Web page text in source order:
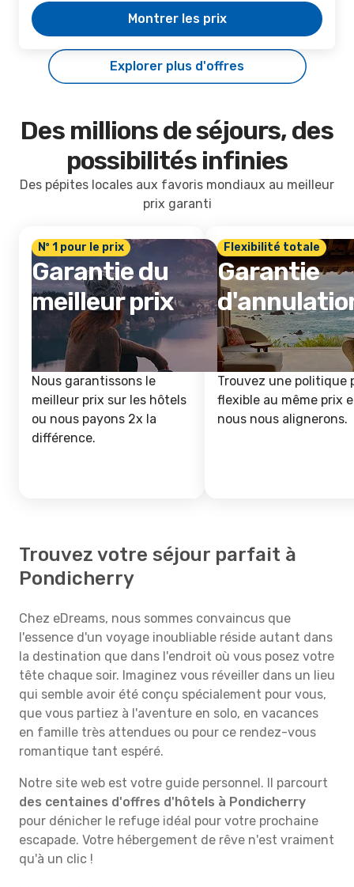
Montrer les prix
Explorer plus d'offres
Des millions de séjours, des
possibilités infinies
Des pépites locales aux favoris mondiaux au meilleur
prix garanti
Nº 1 pour le prix
Garantie du
meilleur prix
Nous garantissons le
meilleur prix sur les hôtels
ou nous payons 2x la
différence.
Flexibilité totale
Garantie
Trouvez une politique
flexible au même prix
nous nous alignerons.
Trouvez votre séjour parfait à
Pondicherry
Chez eDreams, nous sommes convaincus que
l'essence d'un voyage inoubliable réside autant dans
la destination que dans l'endroit où vous posez votre
tête chaque soir. Imaginez vous réveiller dans un lieu
qui semble avoir été conçu spécialement pour vous,
que vous partiez à l'aventure en solo, en vacances
en famille très attendues ou pour ce rendez-vous
romantique tant espéré.
Notre site web est votre guide personnel. Il parcourt
des centaines d'offres d'hôtels à Pondicherry
pour dénicher le refuge idéal pour votre prochaine
escapade. Votre hébergement de rêve n'est vraiment
qu'à un clic !